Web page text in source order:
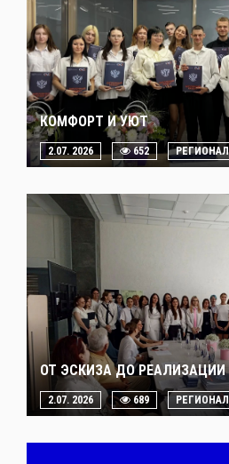
КОМФОРТ И УЮТ
2.07. 2026 652
ОТ ЭСКИЗА ДО РЕАЛИЗАЦИИ
2.07. 2026 689